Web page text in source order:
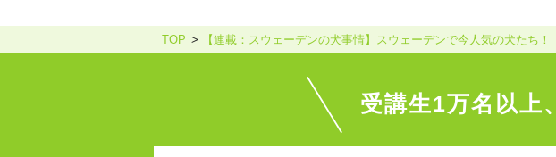
TOP 【連載：スウェーデンの犬事情】スウェーデンで今人気の犬たち！
受講生1万名以上、